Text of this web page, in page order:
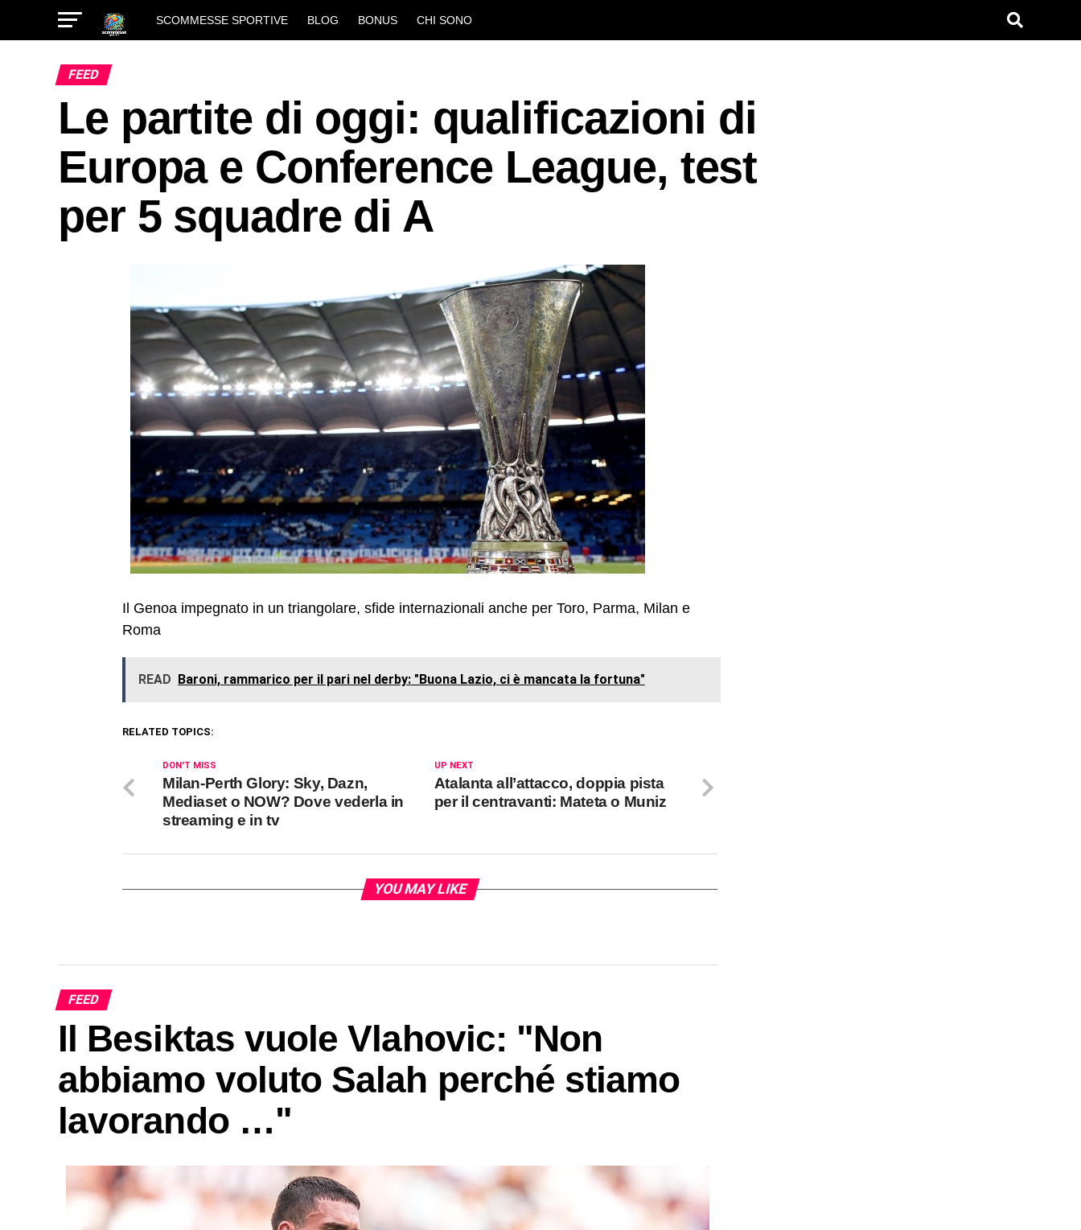
SCOMMESSE SPORTIVE BLOG BONUS CHI SONO
FEED
Le partite di oggi: qualificazioni di
Europa e Conference League, test
per 5 squadre di A
Il Genoa impegnato in un triangolare, sfide internazionali anche per Toro, Parma, Milan e
Roma
READ Baroni, rammarico per il pari nel derby: "Buona Lazio, ci è mancata la fortuna"
RELATED TOPICS:
UP NEXT
Atalanta all’attacco, doppia pista
per il centravanti: Mateta o Muniz
DON'T MISS
Milan-Perth Glory: Sky, Dazn,
Mediaset o NOW? Dove vederla in
streaming e in tv
YOU MAY LIKE
FEED
Il Besiktas vuole Vlahovic: "Non
abbiamo voluto Salah perché stiamo
lavorando …"